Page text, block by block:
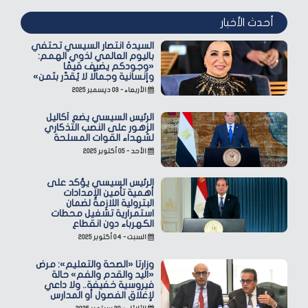
أحدث الأخبار
السيدة انتصار السيسي تحتفي
باليوم العالمي لذوي الهمم:
«وجودكم يضيف قيمًا
وإنسانية وجمالًا لا يُقدّر بثمن»
الأربعاء - ٠٣ ديسمبر ٢٠٢٥
الرئيس السيسي يضع أكاليل
الزهور على النصب التذكاري
لشهداء القوات المسلحة
الأحد - ٠٥ أكتوبر ٢٠٢٥
الرئيس السيسي يؤكد على
أهمية تأمين الإمدادات
البترولية اللازمة لضمان
استمرارية تشغيل محطات
الكهرباء دون انقطاع
السبت - ٠٤ أكتوبر ٢٠٢٥
وزارتا «الصحة والتعليم»: مرض
«اليد والقدم والفم» حالة
فيروسية خفيفة.. ولا داعي
لإغلاق الفصول أو المدارس